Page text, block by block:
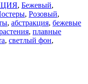
, Бежевый,
, Розовый,
, абстракция, бежевые
, плавные
, светлый фон,